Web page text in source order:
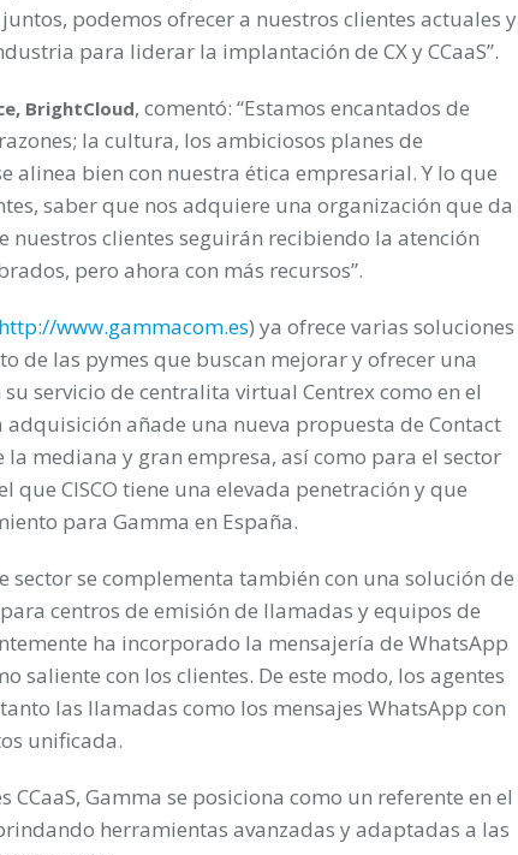
podemos ofrecer a nuestros clientes actuales y
para liderar la implantación de CX y CCaaS”.
BrightCloud, comentó: “Estamos encantados de
la cultura, los ambiciosos planes de
alinea bien con nuestra ética empresarial. Y lo que
saber que nos adquiere una organización que da
clientes seguirán recibiendo la atención
pero ahora con más recursos”.
http://www.gammacom.es) ya ofrece varias soluciones
de las pymes que buscan mejorar y ofrecer una
servicio de centralita virtual Centrex como en el
añade una nueva propuesta de Contact
mediana y gran empresa, así como para el sector
que CISCO tiene una elevada penetración y que
para Gamma en España.
sector se complementa también con una solución de
centros de emisión de llamadas y equipos de
ha incorporado la mensajería de WhatsApp
saliente con los clientes. De este modo, los agentes
las llamadas como los mensajes WhatsApp con
unificada.
Gamma se posiciona como un referente en el
herramientas avanzadas y adaptadas a las